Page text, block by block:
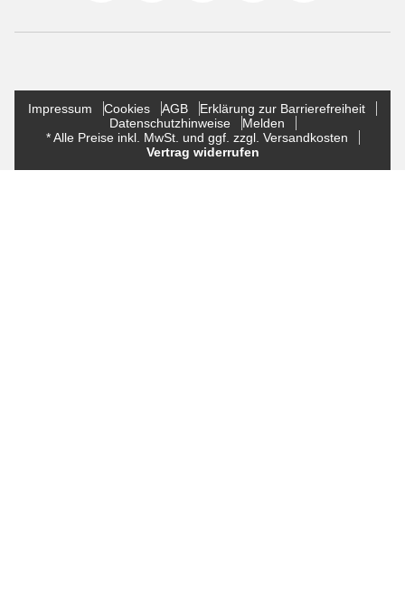
Impressum Cookies AGB
Erklärung zur Barrierefreiheit
Datenschutzhinweise
Melden
* Alle Preise inkl. MwSt. und ggf. zzgl. Versandkosten
Vertrag widerrufen